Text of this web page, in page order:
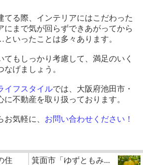
てる際、インテリアにはこだわった
にまで気が回らずできあがってから
いったことは多々あります。
てもしっかり考慮して、満足のいく
げましょう。
イフスタイルでは、大阪府池田市・
不動産を取り扱っております。
気軽に、 お問い合わせください！
住 箕面市「ゆずともみ...